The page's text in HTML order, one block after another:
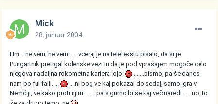
Mick
28. januar 2004
Hm....ne vem, ne vem.......včeraj je na teletekstu pisalo, da si je
Pungartnik pretrgal kolenske vezi in da je pod vprašajem mogoče celo
njegova nadaljna rokometna kariera :o|o:
.......pismo, pa še danes
nam bo ful falil.....
....ni bog ve kaj pokazal do sedaj, samo igra v
Nemčiji, ve kako proti njim.........pa sigurno bi še kaj več naredil......no, to